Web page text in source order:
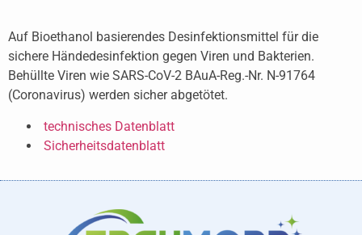
Auf Bioethanol basierendes Desinfektionsmittel für die
sichere Händedesinfektion gegen Viren und Bakterien.
Behüllte Viren wie SARS-CoV-2 BAuA-Reg.-Nr. N-91764
(Coronavirus) werden sicher abgetötet.
technisches Datenblatt
Sicherheitsdatenblatt